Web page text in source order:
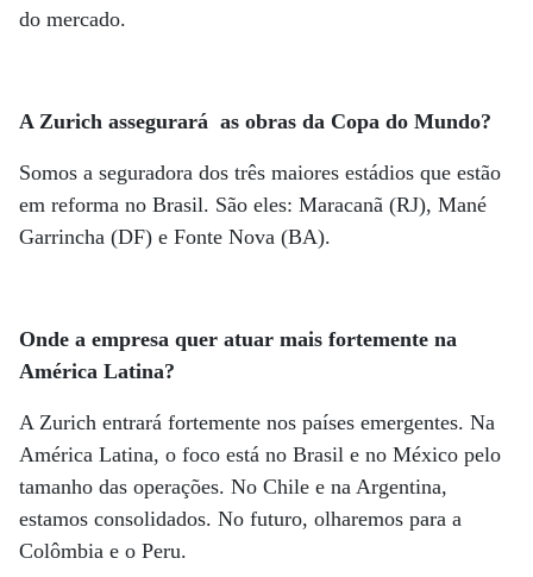
do mercado.
A Zurich assegurará as obras da Copa do Mundo?
Somos a seguradora dos três maiores estádios que estão
em reforma no Brasil. São eles: Maracanã (RJ), Mané
Garrincha (DF) e Fonte Nova (BA).
Onde a empresa quer atuar mais fortemente na
América Latina?
A Zurich entrará fortemente nos países emergentes. Na
América Latina, o foco está no Brasil e no México pelo
tamanho das operações. No Chile e na Argentina,
estamos consolidados. No futuro, olharemos para a
Colômbia e o Peru.